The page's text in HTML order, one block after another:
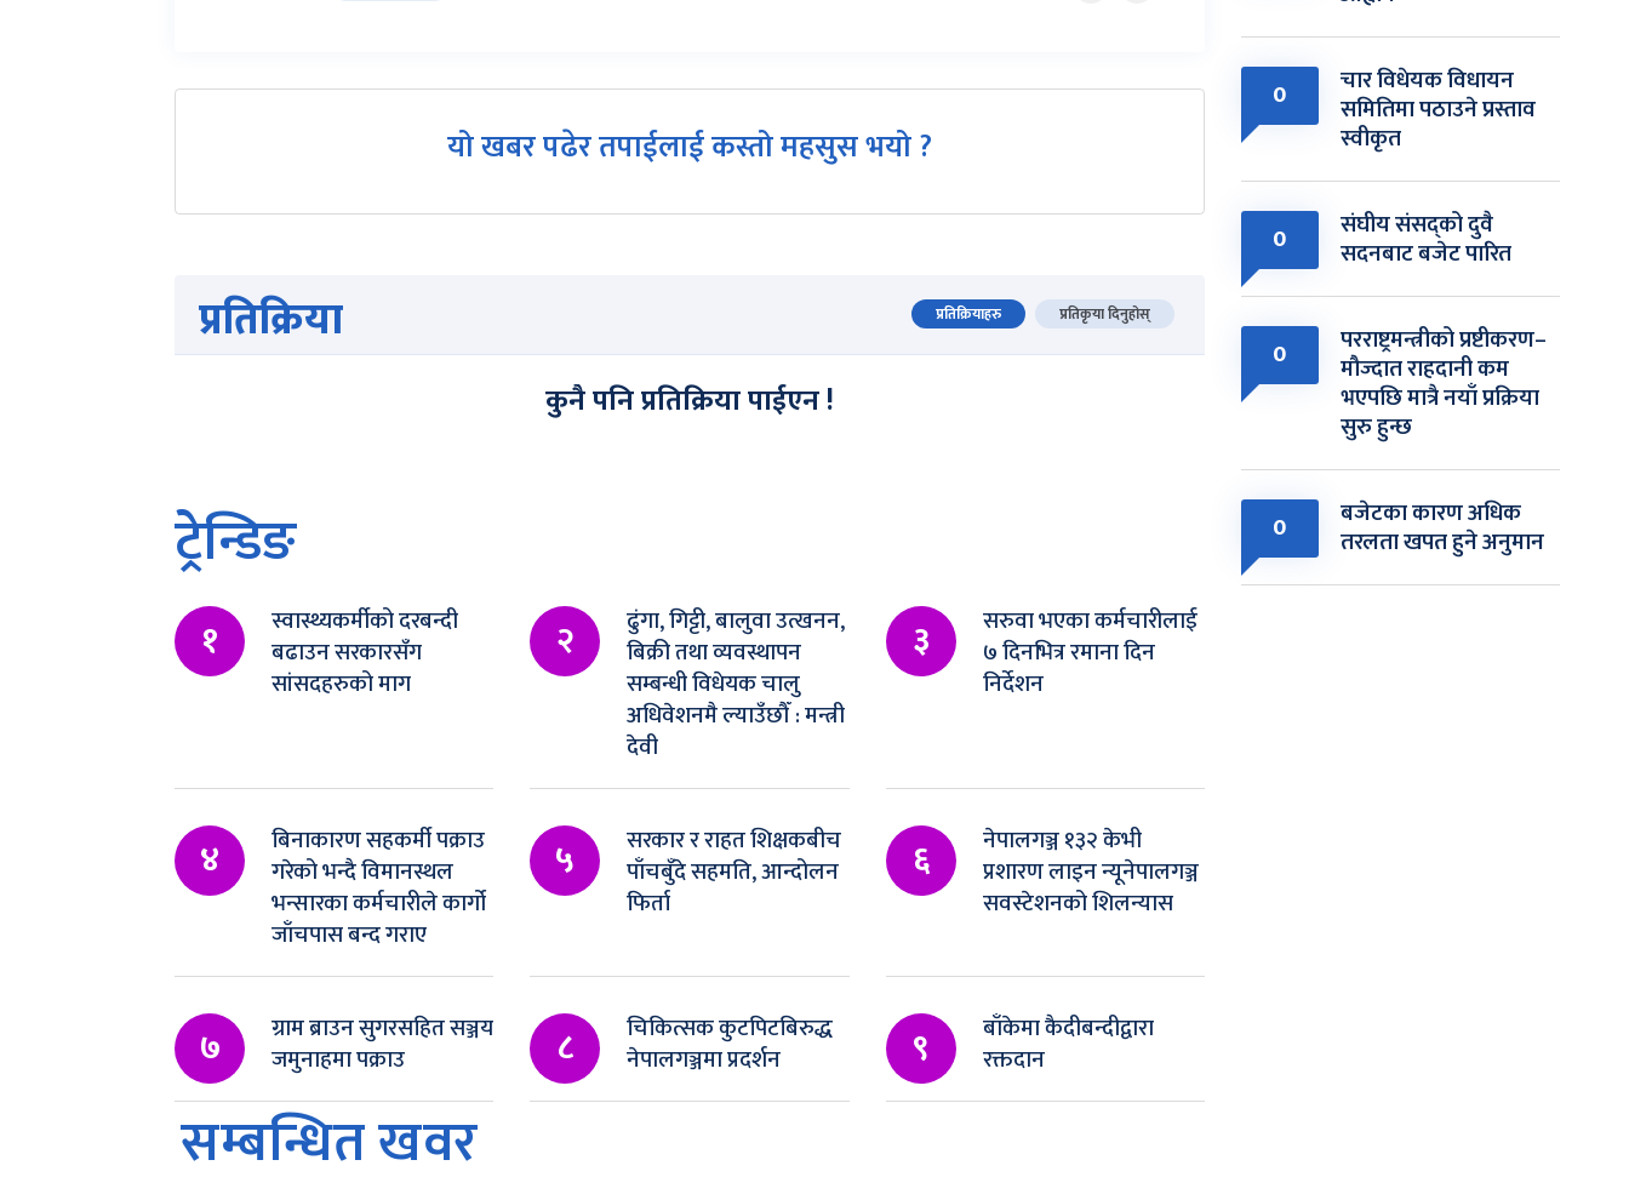
यो खबर पढेर तपाईलाई कस्तो महसुस भयो ?
प्रतिक्रिया प्रतिक्रियाहरु प्रतिकृया दिनुहोस्
कुनै पनि प्रतिक्रिया पाईएन !
ट्रेन्डिङ
१
स्वास्थ्यकर्मीको दरबन्दी
बढाउन सरकारसँग
सांसदहरुको माग
२
ढुंगा, गिट्टी, बालुवा उत्खनन,
बिक्री तथा व्यवस्थापन
सम्बन्धी विधेयक चालु
अधिवेशनमै ल्याउँछौँ : मन्त्री
देवी
३
सरुवा भएका कर्मचारीलाई
७ दिनभित्र रमाना दिन
निर्देशन
४
बिनाकारण सहकर्मी पक्राउ
गरेको भन्दै विमानस्थल
भन्सारका कर्मचारीले कार्गो
जाँचपास बन्द गराए
५
सरकार र राहत शिक्षकबीच
पाँचबुँदे सहमति, आन्दोलन
फिर्ता
६
नेपालगञ्ज १३२ केभी
प्रशारण लाइन न्यूनेपालगञ्ज
सवस्टेशनको शिलन्यास
७
ग्राम ब्राउन सुगरसहित सञ्जय
जमुनाहमा पक्राउ
८
चिकित्सक कुटपिटबिरुद्ध
नेपालगञ्जमा प्रदर्शन
९
बाँकेमा कैदीबन्दीद्वारा
रक्तदान
सम्बन्धित खवर
0 चार विधेयक विधायन
समितिमा पठाउने प्रस्ताव
स्वीकृत
0 संघीय संसद्को दुवै
सदनबाट बजेट पारित
0 परराष्ट्रमन्त्रीको प्रष्टीकरण–
मौज्दात राहदानी कम
भएपछि मात्रै नयाँ प्रक्रिया
सुरु हुन्छ
0 बजेटका कारण अधिक
तरलता खपत हुने अनुमान